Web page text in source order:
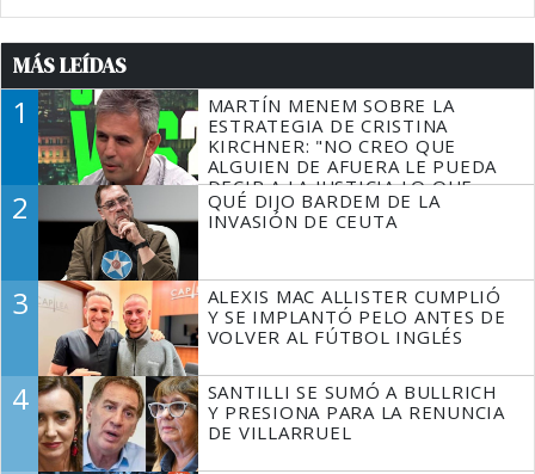
MÁS LEÍDAS
1
MARTÍN MENEM SOBRE LA
ESTRATEGIA DE CRISTINA
KIRCHNER: "NO CREO QUE
ALGUIEN DE AFUERA LE PUEDA
DECIR A LA JUSTICIA LO QUE
TIENE QUE HACER"
2
QUÉ DIJO BARDEM DE LA
INVASIÓN DE CEUTA
3
ALEXIS MAC ALLISTER CUMPLIÓ
Y SE IMPLANTÓ PELO ANTES DE
VOLVER AL FÚTBOL INGLÉS
4
SANTILLI SE SUMÓ A BULLRICH
Y PRESIONA PARA LA RENUNCIA
DE VILLARRUEL